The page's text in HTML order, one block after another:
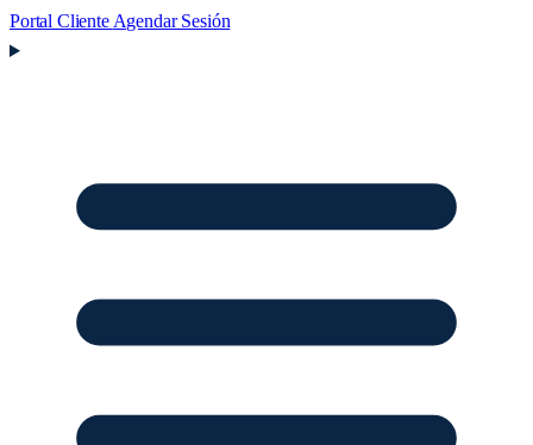
Portal Cliente Agendar Sesión